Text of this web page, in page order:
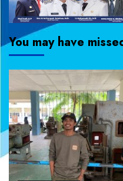
You may have